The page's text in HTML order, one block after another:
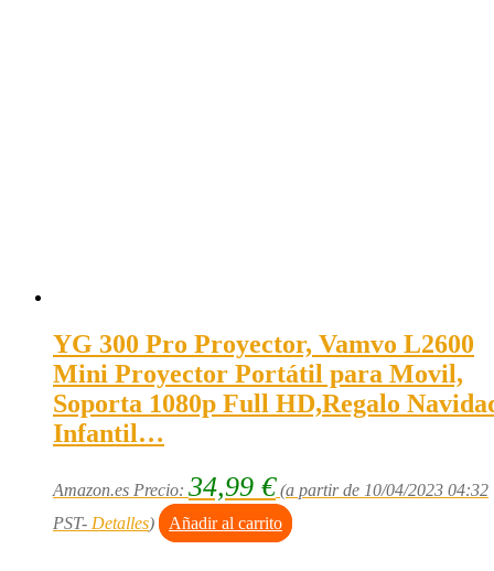
YG 300 Pro Proyector, Vamvo L2600
Mini Proyector Portátil para Movil,
Soporta 1080p Full HD,Regalo
Infantil…
Amazon.es Precio: 34,99 € (a partir de 10/04/2023 04:32
PST- Detalles) Añadir al carrito